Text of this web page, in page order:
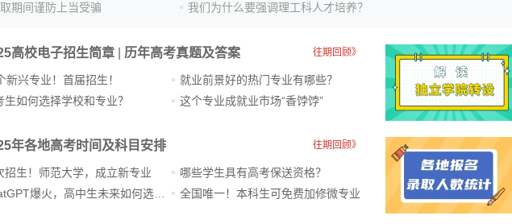
期间谨防上当受骗
我们为什么要强调理工科人才培养？
高校电子招生简章 历年高考真题及答案 往期回顾》
新兴专业！首届招生！
生如何选择学校和专业？
就业前景好的热门专业有哪些？
这个专业成就业市场“香饽饽”​
年各地高考时间及科目安排 往期回顾》
招生！师范大学，成立新专业
哪些学生具有高考保送资格？
全国唯一！本科生可免费加修微专业